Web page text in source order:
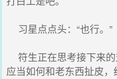
习星点点头：“也行。”
符生正在思考接下来
应当如何和老东西扯皮，